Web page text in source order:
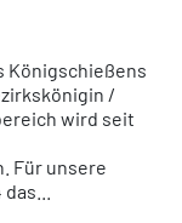
Königschießens
/
wird seit
Für unsere